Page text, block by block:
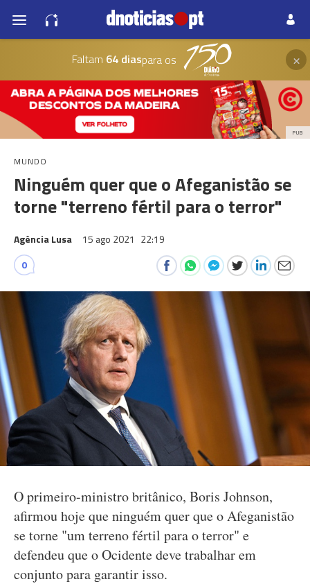
Faltam 64 diaspara os ×
PUB
MUNDO
Ninguém quer que o Afeganistão se
torne "terreno fértil para o terror"
Agência Lusa 15 ago 2021 22:19
0
O primeiro-ministro britânico, Boris Johnson,
afirmou hoje que ninguém quer que o Afeganistão
se torne "um terreno fértil para o terror" e
defendeu que o Ocidente deve trabalhar em
conjunto para garantir isso.